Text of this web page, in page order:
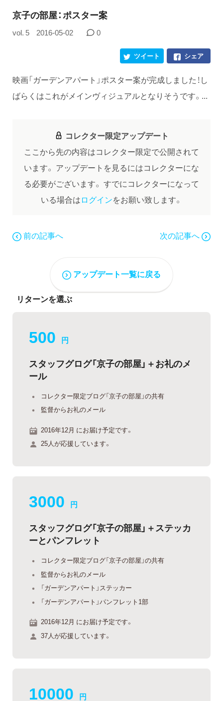
京子の部屋：ポスター案
vol. 5 2016-05-02 0
シェア
ツイート
映画「ガーデンアパート」ポスター案が完成しました！し
ばらくはこれがメインヴィジュアルとなりそうです。...
コレクター限定アップデート
ここから先の内容はコレクター限定で公開されて
います。 アップデートを見るにはコレクターにな
る必要がございます。 すでにコレクターになって
いる場合はログインをお願い致します。
前の記事へ 次の記事へ
アップデート一覧に戻る
リターンを選ぶ
500 円
スタッフグログ「京子の部屋」＋お礼のメ
ール
コレクター限定ブログ「京子の部屋」の共有
監督からお礼のメール
2016年12月 にお届け予定です。
25人が応援しています。
3000 円
スタッフグログ「京子の部屋」＋ステッカ
ーとパンフレット
コレクター限定ブログ「京子の部屋」の共有
監督からお礼のメール
「ガーデンアパート」ステッカー
「ガーデンアパート」パンフレット1部
2016年12月 にお届け予定です。
37人が応援しています。
10000 円